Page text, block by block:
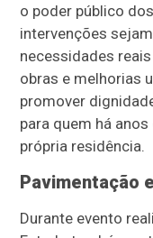
o poder público
intervenções
necessidades
obras e melhorias
promover
para quem há
própria residência.
Pavimentação
Durante evento